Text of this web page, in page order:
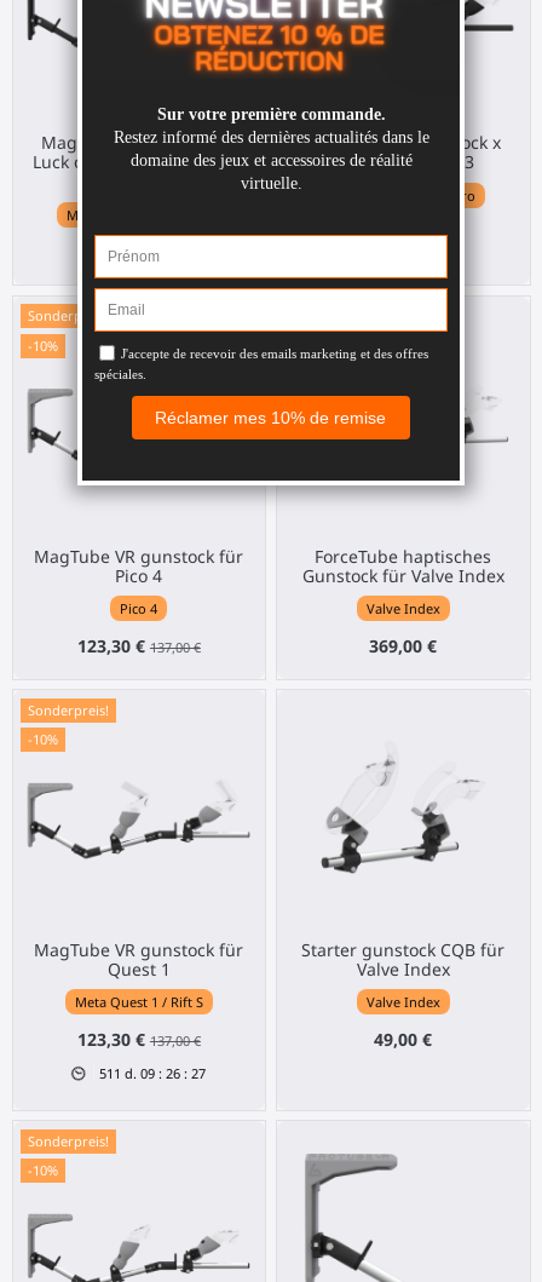
MagTube VR Gunstock x
Luck of the Irish für Quest
Meta Quest 3 / 3S / Pro
210,00 €
MagTube VR Gunstock x
VRML für Quest 3
Meta Quest 3 / 3S / Pro
210,00 €
Sonderpreis!
-10%
MagTube VR gunstock für
Pico 4
Pico 4
123,30 € 137,00 €
ForceTube haptisches
Gunstock für Valve Index
Valve Index
369,00 €
Sonderpreis!
-10%
MagTube VR gunstock für
Quest 1
Meta Quest 1 / Rift S
123,30 € 137,00 €
511 d. 09: 26: 27
Starter gunstock CQB für
Valve Index
Valve Index
49,00 €
Sonderpreis!
-10%